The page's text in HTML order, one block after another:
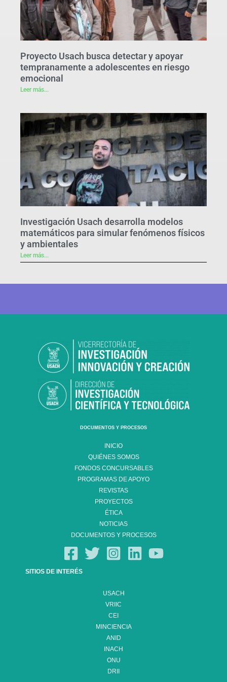
Proyecto Usach busca detectar y apoyar
tempranamente a adolescentes en riesgo
emocional
Leer más...
Investigación Usach desarrolla modelos
matemáticos para simular fenómenos físicos
y ambientales
Leer más...
DOCUMENTOS Y PROCESOS
INICIO
QUIÉNES SOMOS
FONDOS CONCURSABLES
PROGRAMAS DE APOYO
REVISTAS
PROYECTOS
ÉTICA
NOTICIAS
DOCUMENTOS Y PROCESOS
SITIOS DE INTERÉS
USACH
VRIIC
CEI
MINCIENCIA
ANID
INACH
ONU
DRII